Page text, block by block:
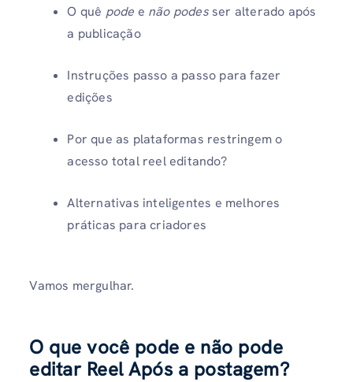
O quê pode e não podesser alterado após
a publicação
Instruções passo a passo para fazer
edições
Por que as plataformas restringem o
acesso total reel editando?
Alternativas inteligentes e melhores
práticas para criadores
Vamos mergulhar.
O que você pode e não pode
editar Reel Após a postagem?